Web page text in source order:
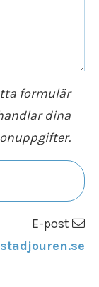
formulär
dina
E-post